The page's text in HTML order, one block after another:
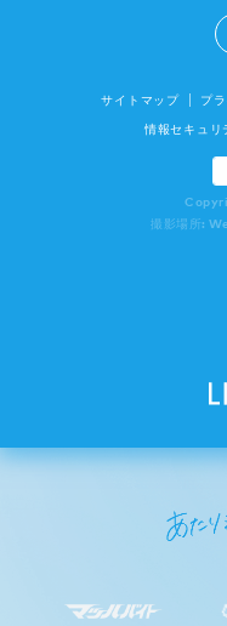
サイトマップ プ
情報セキュリ
撮影場所: